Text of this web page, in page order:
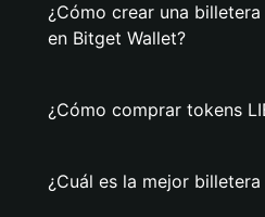
¿Cómo crear una billetera
en Bitget Wallet?
¿Cómo comprar tokens
¿Cuál es la mejor billetera